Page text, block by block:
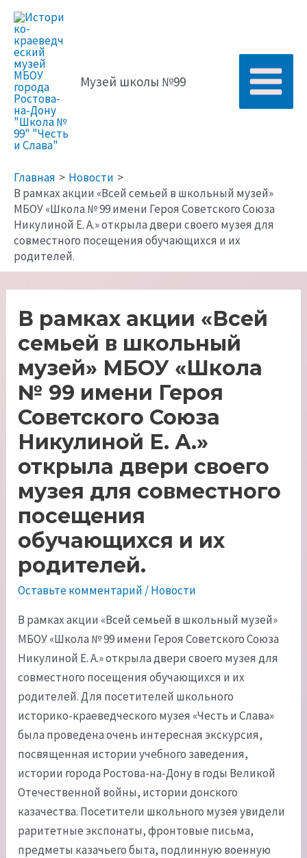
Перейти
содержимому
Музей школы №99
Main
Главная
Новости
В рамках акции «Всей семьей в школьный музей»
МБОУ «Школа № 99 имени Героя Советского Союза
Никулиной Е. А.» открыла двери своего музея для
совместного посещения обучающихся и их
родителей.
В рамках акции «Всей
семьей в школьный
музей» МБОУ «Школа
№ 99 имени Героя
Советского Союза
Никулиной Е. А.»
открыла двери своего
музея для совместного
посещения
обучающихся и их
родителей.
Оставьте комментарий /Новости
В рамках акции «Всей семьей в школьный музей»
МБОУ «Школа № 99 имени Героя Советского Союза
Никулиной Е. А.» открыла двери своего музея для
совместного посещения обучающихся и их
родителей. Для посетителей школьного
историко-краеведческого музея «Честь и Слава»
была проведена очень интересная экскурсия,
посвященная истории учебного заведения,
истории города Ростова-на-Дону в годы Великой
Отечественной войны, истории донского
казачества. Посетители школьного музея увидели
раритетные экспонаты, фронтовые письма,
предметы казачьего быта, подлинную военную